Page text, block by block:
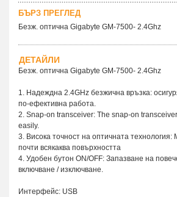
БЪРЗ ПРЕГЛЕД
Безж. оптична Gigabyte GM-7500- 2.4Ghz
ДЕТАЙЛИ
Безж. оптична Gigabyte GM-7500- 2.4Ghz
1. Надеждна 2.4GHz безжична връзка:
по-ефективна работа.
2. Snap-on transceiver: The snap-on
easily.
3. Висока точност на оптичната технология:
почти всякаква повърхността
4. Удобен бутон ON/OFF: Запазване на
включване / изключване.
Интерфейс: USB